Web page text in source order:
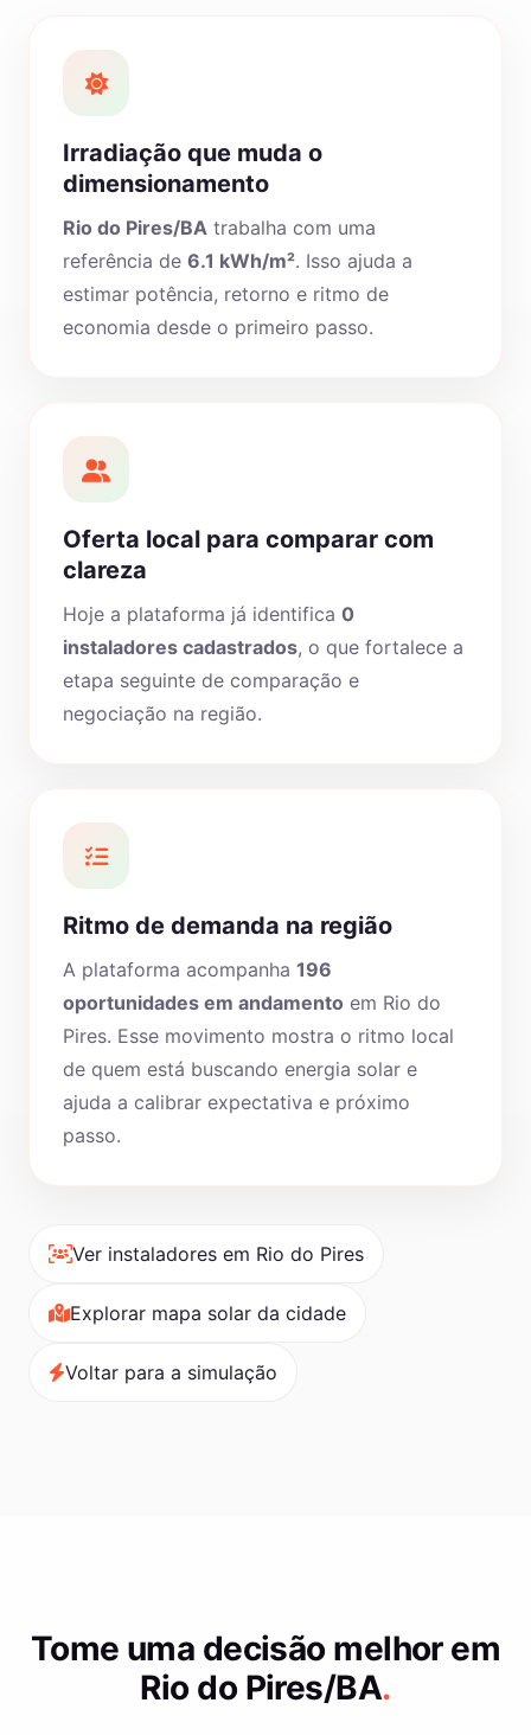
Irradiação que muda o
dimensionamento
Rio do Pires/BA trabalha com uma
referência de 6.1 kWh/m². Isso ajuda a
estimar potência, retorno e ritmo de
economia desde o primeiro passo.
Oferta local para comparar com
clareza
Hoje a plataforma já identifica 0
instaladores cadastrados, o que fortalece a
etapa seguinte de comparação e
negociação na região.
Ritmo de demanda na região
A plataforma acompanha 196
oportunidades em andamento em Rio do
Pires. Esse movimento mostra o ritmo local
de quem está buscando energia solar e
ajuda a calibrar expectativa e próximo
passo.
Ver instaladores em Rio do Pires
Explorar mapa solar da cidade
Voltar para a simulação
Tome uma decisão melhor em
Rio do Pires/BA.